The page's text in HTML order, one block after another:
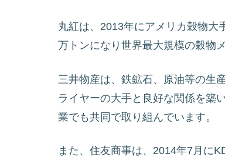
丸紅は、2013年にアメリカ穀物大
万トンになり世界最大規模の穀物
三井物産は、鉄鉱石、原油等の生
ライヤーの大手と良好な関係を築
業でも共同で取り組んでいます。
また、住友商事は、2014年7月に